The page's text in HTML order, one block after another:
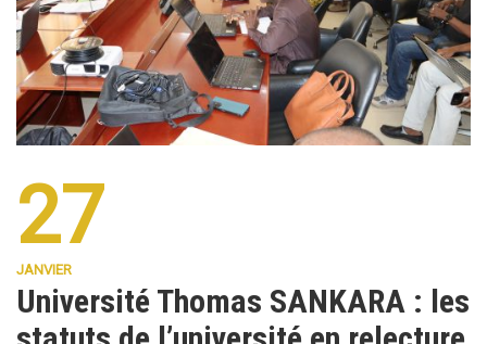
27
JANVIER
Université Thomas SANKARA : les